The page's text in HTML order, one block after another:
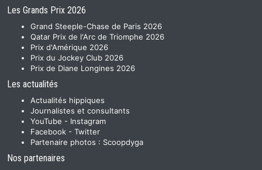
Les Grands Prix 2026
Grand Steeple-Chase de Paris 2026
Qatar Prix de l'Arc de Triomphe 2026
Prix d'Amérique 2026
Prix du Jockey Club 2026
Prix de Diane Longines 2026
Les actualités
Actualités hippiques
Journalistes et consultants
YouTube - Instagram
Facebook - Twitter
Partenaire photos : Scoopdyga
Nos partenaires